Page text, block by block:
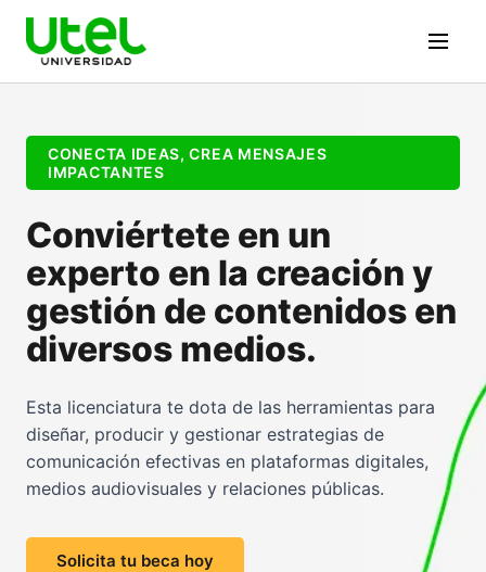
CONECTA IDEAS, CREA MENSAJES
IMPACTANTES
Conviértete en un
experto en la creación y
gestión de contenidos en
diversos medios.
Esta licenciatura te dota de las herramientas para
diseñar, producir y gestionar estrategias de
comunicación efectivas en plataformas digitales,
medios audiovisuales y relaciones públicas.
Solicita tu beca hoy